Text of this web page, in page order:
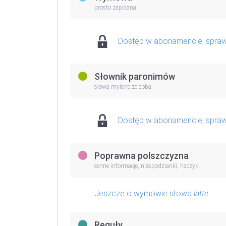
prosto zapisana
Dostęp w abonamencie,
Słownik paronimów
słowa mylone ze sobą
Dostęp w abonamencie,
Poprawna polszczyzna
cenne informacje, niespodzianki, haczyki
Jeszcze o wymowie słowa latte